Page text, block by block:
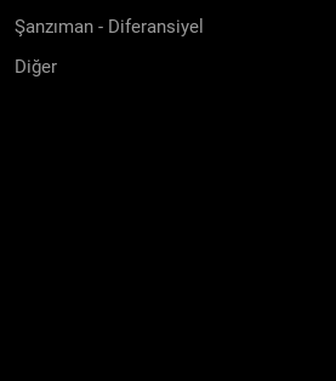
Şanzıman - Diferansiyel
Diğer